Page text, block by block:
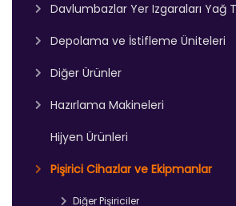
Büfeler(Santana Serisi)
Davlumbazlar Yer Izgaraları Yağ
Yer Izgaraları - Yağ Tutucular
Depolama ve İstifleme Üniteleri
İstif Rafları
Raflar
Diğer Ürünler
Filtre Kahve Makineleri
Meşrubatlıklar
Hazırlama Makineleri
Sebze ve Hamur Hazırlama
Hijyen Ürünleri
Pişirici Cihazlar ve Ekipmanlar
Diğer Pişiriciler